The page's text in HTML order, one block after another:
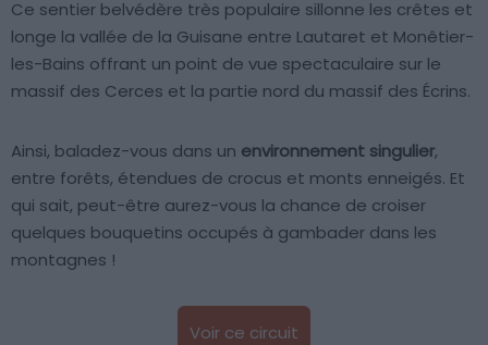
Ce sentier belvédère très populaire sillonne les crêtes et
longe la vallée de la Guisane entre Lautaret et Monêtier-
les-Bains offrant un point de vue spectaculaire sur le
massif des Cerces et la partie nord du massif des Écrins.
Ainsi, baladez-vous dans un environnement singulier,
entre forêts, étendues de crocus et monts enneigés. Et
qui sait, peut-être aurez-vous la chance de croiser
quelques bouquetins occupés à gambader dans les
montagnes !
Voir ce circuit